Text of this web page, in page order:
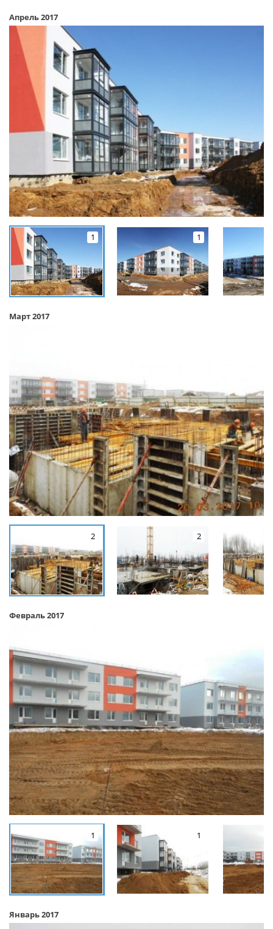
Апрель 2017
1 1
Март 2017
2 2
Февраль 2017
1 1
Январь 2017